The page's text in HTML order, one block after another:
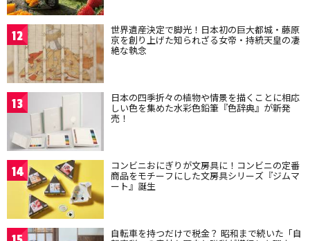
12 世界遺産決定で脚光！日本初の巨大都城・藤原
京を創り上げた知られざる女帝・持統天皇の凄
絶な執念
13 日本の四季折々の植物や情景を描くことに相応
しい色を集めた水彩色鉛筆『色辞典』が新発
売！
14 コンビニおにぎりが文房具に！コンビニの定番
商品をモチーフにした文房具シリーズ『ジムマ
ート』誕生
自転車を持つだけで税金？ 昭和まで続いた「自